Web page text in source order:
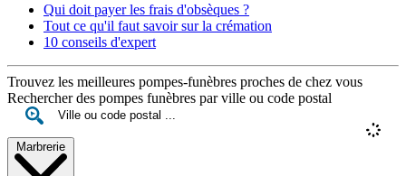
Qui doit payer les frais d'obsèques ?
Tout ce qu'il faut savoir sur la crémation
10 conseils d'expert
Trouvez les meilleures pompes-funèbres proches de chez vous
Rechercher des pompes funèbres par ville ou code postal
Marbrerie